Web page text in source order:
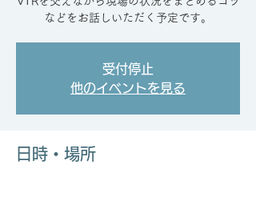
などをお話しいただく予定です。
受付停止
他のイベントを見る
日時・場所